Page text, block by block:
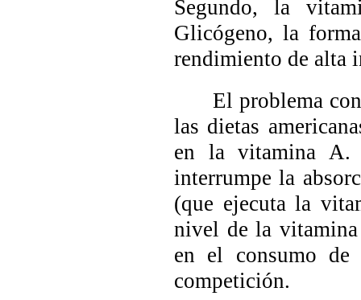
Segundo, la
Glicógeno, la
rendimiento de alta
El problema con
las dietas
en la vitamina A.
interrumpe la
(que ejecuta la
nivel de la vitamina
en el consumo
competición.